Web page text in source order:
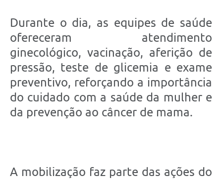
Durante o dia, as equipes de saúde
ofereceram atendimento
ginecológico, vacinação, aferição de
pressão, teste de glicemia e exame
preventivo, reforçando a importância
do cuidado com a saúde da mulher e
da prevenção ao câncer de mama.
A mobilização faz parte das ações do